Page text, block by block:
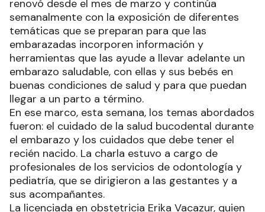
renovó desde el mes de marzo y continúa
semanalmente con la exposición de diferentes
temáticas que se preparan para que las
embarazadas incorporen información y
herramientas que las ayude a llevar adelante un
embarazo saludable, con ellas y sus bebés en
buenas condiciones de salud y para que puedan
llegar a un parto a término.
En ese marco, esta semana, los temas abordados
fueron: el cuidado de la salud bucodental durante
el embarazo y los cuidados que debe tener el
recién nacido. La charla estuvo a cargo de
profesionales de los servicios de odontología y
pediatría, que se dirigieron a las gestantes y a
sus acompañantes.
La licenciada en obstetricia Erika Vacazur, quien